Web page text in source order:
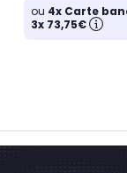
ou 4x Carte
3x 73,75€